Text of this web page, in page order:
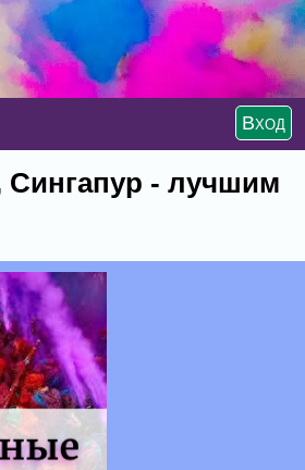
Вход
- лучшим